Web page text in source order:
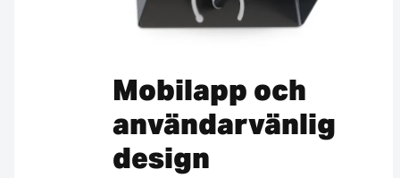
Mobilapp och
användarvänlig
design